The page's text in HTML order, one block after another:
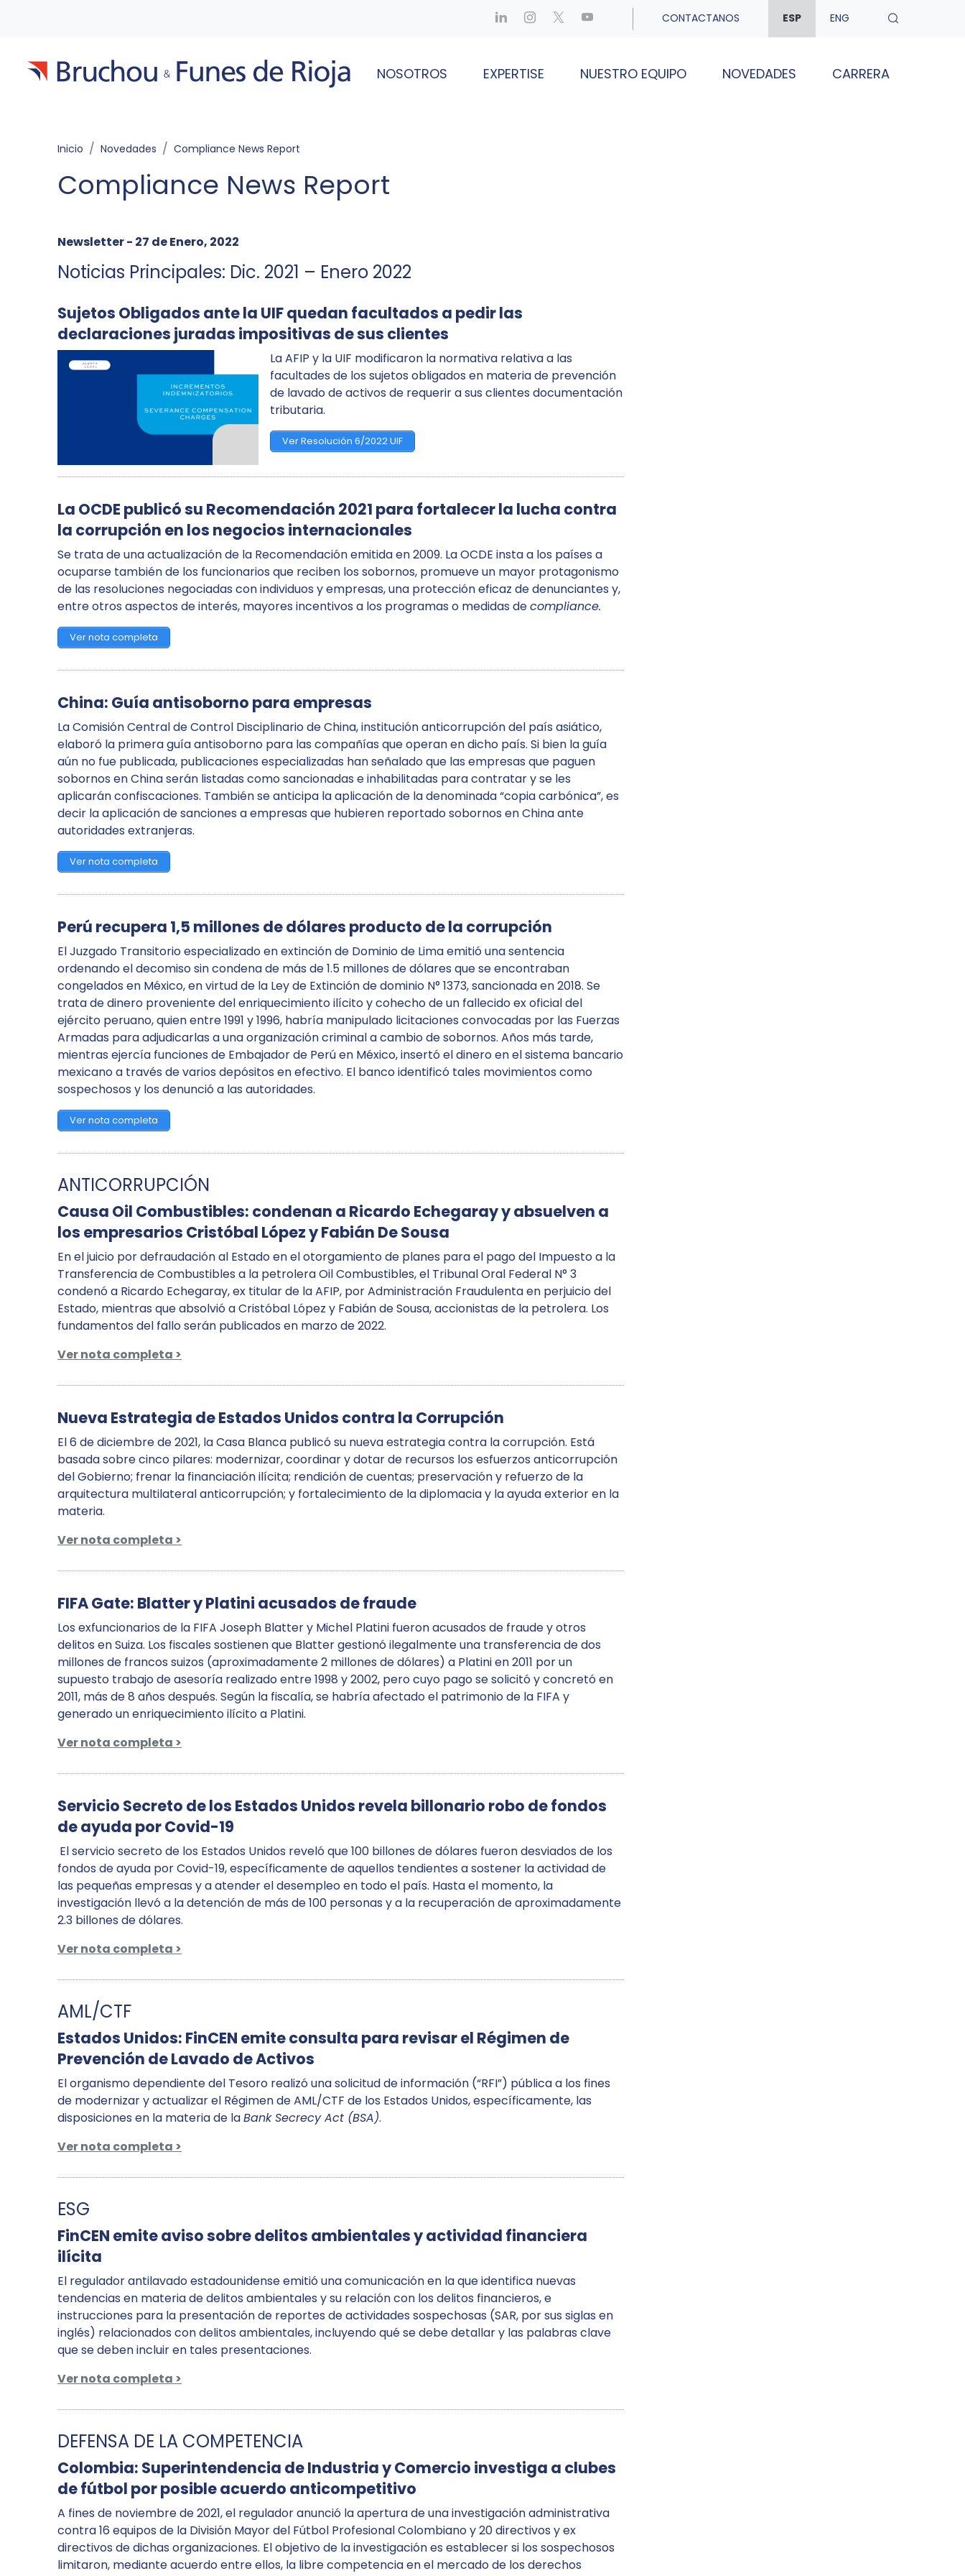
CONTACTANOS ESP ENG
NOSOTROS EXPERTISE NUESTRO EQUIPO NOVEDADES CARRERA
Inicio Novedades Compliance News Report
Compliance News Report
Newsletter - 27 de Enero, 2022
Noticias Principales: Dic. 2021 – Enero 2022
Sujetos Obligados ante la UIF quedan facultados a pedir las
declaraciones juradas impositivas de sus clientes
La AFIP y la UIF modificaron la normativa relativa a las
facultades de los sujetos obligados en materia de prevención
de lavado de activos de requerir a sus clientes documentación
tributaria.
Ver Resolución 6/2022 UIF
La OCDE publicó su Recomendación 2021 para fortalecer la lucha contra
la corrupción en los negocios internacionales
Se trata de una actualización de la Recomendación emitida en 2009. La OCDE insta a los países a
ocuparse también de los funcionarios que reciben los sobornos, promueve un mayor protagonismo
de las resoluciones negociadas con individuos y empresas, una protección eficaz de denunciantes y,
entre otros aspectos de interés, mayores incentivos a los programas o medidas decompliance.
Ver nota completa
China: Guía antisoborno para empresas
La Comisión Central de Control Disciplinario de China, institución anticorrupción del país asiático,
elaboró la primera guía antisoborno para las compañías que operan en dicho país. Si bien la guía
aún no fue publicada, publicaciones especializadas han señalado que las empresas que paguen
sobornos en China serán listadas como sancionadas e inhabilitadas para contratar y se les
aplicarán confiscaciones. También se anticipa la aplicación de la denominada “copia carbónica”, es
decir la aplicación de sanciones a empresas que hubieren reportado sobornos en China ante
autoridades extranjeras.
Ver nota completa
Perú recupera 1,5 millones de dólares producto de la corrupción
El Juzgado Transitorio especializado en extinción de Dominio de Lima emitió una sentencia
ordenando el decomiso sin condena de más de 1.5 millones de dólares que se encontraban
congelados en México, en virtud de la Ley de Extinción de dominio N° 1373, sancionada en 2018. Se
trata de dinero proveniente del enriquecimiento ilícito y cohecho de un fallecido ex oficial del
ejército peruano, quien entre 1991 y 1996, habría manipulado licitaciones convocadas por las Fuerzas
Armadas para adjudicarlas a una organización criminal a cambio de sobornos. Años más tarde,
mientras ejercía funciones de Embajador de Perú en México, insertó el dinero en el sistema bancario
mexicano a través de varios depósitos en efectivo. El banco identificó tales movimientos como
sospechosos y los denunció a las autoridades.
Ver nota completa
ANTICORRUPCIÓN
Causa Oil Combustibles: condenan a Ricardo Echegaray y absuelven a
los empresarios Cristóbal López y Fabián De Sousa
En el juicio por defraudación al Estado en el otorgamiento de planes para el pago del Impuesto a la
Transferencia de Combustibles a la petrolera Oil Combustibles, el Tribunal Oral Federal N° 3
condenó a Ricardo Echegaray, ex titular de la AFIP, por Administración Fraudulenta en perjuicio del
Estado, mientras que absolvió a Cristóbal López y Fabián de Sousa, accionistas de la petrolera. Los
fundamentos del fallo serán publicados en marzo de 2022.
Ver nota completa >
Nueva Estrategia de Estados Unidos contra la Corrupción
El 6 de diciembre de 2021, la Casa Blanca publicó su nueva estrategia contra la corrupción. Está
basada sobre cinco pilares: modernizar, coordinar y dotar de recursos los esfuerzos anticorrupción
del Gobierno; frenar la financiación ilícita; rendición de cuentas; preservación y refuerzo de la
arquitectura multilateral anticorrupción; y fortalecimiento de la diplomacia y la ayuda exterior en la
materia.
Ver nota completa >
FIFA Gate: Blatter y Platini acusados de fraude
Los exfuncionarios de la FIFA Joseph Blatter y Michel Platini fueron acusados ​​de fraude y otros
delitos en Suiza. Los fiscales sostienen que Blatter gestionó ilegalmente una transferencia de dos
millones de francos suizos (aproximadamente 2 millones de dólares) a Platini en 2011 por un
supuesto trabajo de asesoría realizado entre 1998 y 2002, pero cuyo pago se solicitó y concretó en
2011, más de 8 años después. Según la fiscalía, se habría afectado el patrimonio de la FIFA y
generado un enriquecimiento ilícito a Platini.
Ver nota completa >
Servicio Secreto de los Estados Unidos revela billonario robo de fondos
de ayuda por Covid-19
El servicio secreto de los Estados Unidos reveló que 100 billones de dólares fueron desviados de los
fondos de ayuda por Covid-19, específicamente de aquellos tendientes a sostener la actividad de
las pequeñas empresas y a atender el desempleo en todo el país. Hasta el momento, la
investigación llevó a la detención de más de 100 personas y a la recuperación de aproximadamente
2.3 billones de dólares.
Ver nota completa >
AML/CTF
Estados Unidos: FinCEN emite consulta para revisar el Régimen de
Prevención de Lavado de Activos
El organismo dependiente del Tesoro realizó una solicitud de información (“RFI”) pública a los fines
de modernizar y actualizar el Régimen de AML/CTF de los Estados Unidos, específicamente, las
disposiciones en la materia de laBank Secrecy Act (BSA).
Ver nota completa >
ESG
FinCEN emite aviso sobre delitos ambientales y actividad financiera
ilícita
El regulador antilavado estadounidense emitió una comunicación en la que identifica nuevas
tendencias en materia de delitos ambientales y su relación con los delitos financieros, e
instrucciones para la presentación de reportes de actividades sospechosas (SAR, por sus siglas en
inglés) relacionados con delitos ambientales, incluyendo qué se debe detallar y las palabras clave
que se deben incluir en tales presentaciones.
Ver nota completa >
DEFENSA DE LA COMPETENCIA
Colombia: Superintendencia de Industria y Comercio investiga a clubes
de fútbol por posible acuerdo anticompetitivo
A fines de noviembre de 2021, el regulador anunció la apertura de una investigación administrativa
contra 16 equipos de la División Mayor del Fútbol Profesional Colombiano y 20 directivos y ex
directivos de dichas organizaciones. El objetivo de la investigación es establecer si los sospechosos
limitaron, mediante acuerdo entre ellos, la libre competencia en el mercado de los derechos